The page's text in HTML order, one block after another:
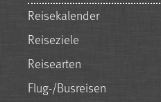
Reisekalender
Reiseziele
Reisearten
Flug-/Busreisen